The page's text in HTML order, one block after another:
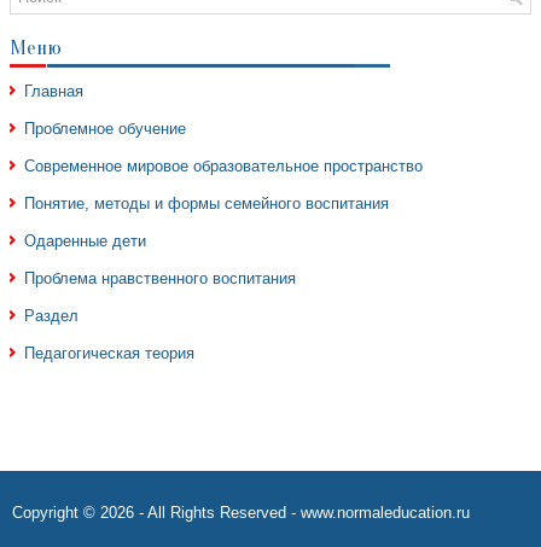
Меню
Главная
Проблемное обучение
Современное мировое образовательное пространство
Понятие, методы и формы семейного воспитания
Одаренные дети
Проблема нравственного воспитания
Раздел
Педагогическая теория
Copyright © 2026 - All Rights Reserved - www.normaleducation.ru